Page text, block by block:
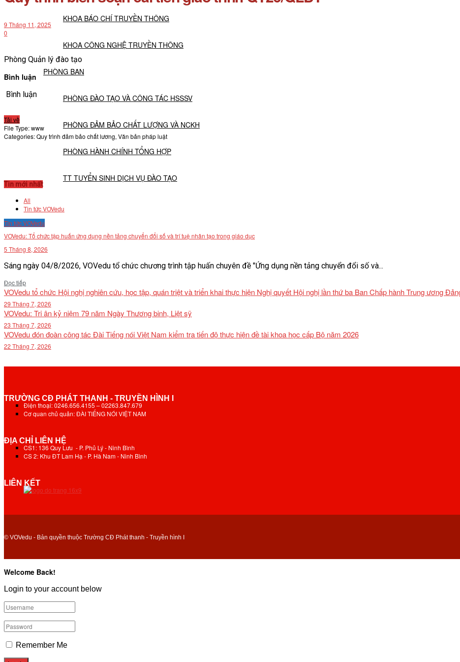
KHOA BÁO CHÍ TRUYỀN THÔNG
KHOA CÔNG NGHỆ TRUYỀN THÔNG
PHÒNG BAN
PHÒNG ĐÀO TẠO VÀ CÔNG TÁC HSSSV
PHÒNG ĐẢM BẢO CHẤT LƯỢNG VÀ NCKH
PHÒNG HÀNH CHÍNH TỔNG HỢP
TT TUYỂN SINH DỊCH VỤ ĐÀO TẠO
NGHIÊN CỨU KHOA HỌC
VĂN BẢN
9 Tháng 11, 2025
0
Phòng Quản lý đào tạo
Bình luận
Bình luận
Tải về
File Type:www
Categories:Quy trình đảm bảo chất lương, Văn bản pháp luật
Tin mới nhất
All
Tin tức VOVedu
Tin tức VOVedu
VOVedu: Tổ chức tập huấn ứng dụng nền tảng chuyển đổi số và trí tuệ nhân tạo trong giáo dục
5 Tháng 8, 2026
Sáng ngày 04/8/2026, VOVedu tổ chức chương trình tập huấn chuyên đề "Ứng dụng nền tảng chuyển đổi số và...
Đọc tiếpDetails
VOVedu tổ chức Hội nghị nghiên cứu, học tập, quán triệt và triển khai thực hiện Nghị quyết Hội nghị lần thứ ba Ban Chấp hành Trung ương
29 Tháng 7, 2026
VOVedu: Tri ân kỷ niệm 79 năm Ngày Thương binh, Liệt sỹ
23 Tháng 7, 2026
VOVedu đón đoàn công tác Đài Tiếng nói Việt Nam kiểm tra tiến độ thực hiện đề tài khoa học cấp Bộ năm 2026
22 Tháng 7, 2026
TRƯỜNG CĐ PHÁT THANH - TRUYỀN HÌNH I
Điện thoại: 0246.656.4155 – 02263.847.679
Cơ quan chủ quản: ĐÀI TIẾNG NÓI VIỆT NAM
ĐỊA CHỈ LIÊN HỆ
CS1: 136 Quy Lưu - P. Phủ Lý - Ninh Bình
CS 2: Khu ĐT Lam Hạ - P. Hà Nam - Ninh Bình
LIÊN KẾT
© VOVedu - Bản quyền thuộc Trường CĐ Phát thanh - Truyền hình I
Welcome Back!
Login to your account below
Remember Me